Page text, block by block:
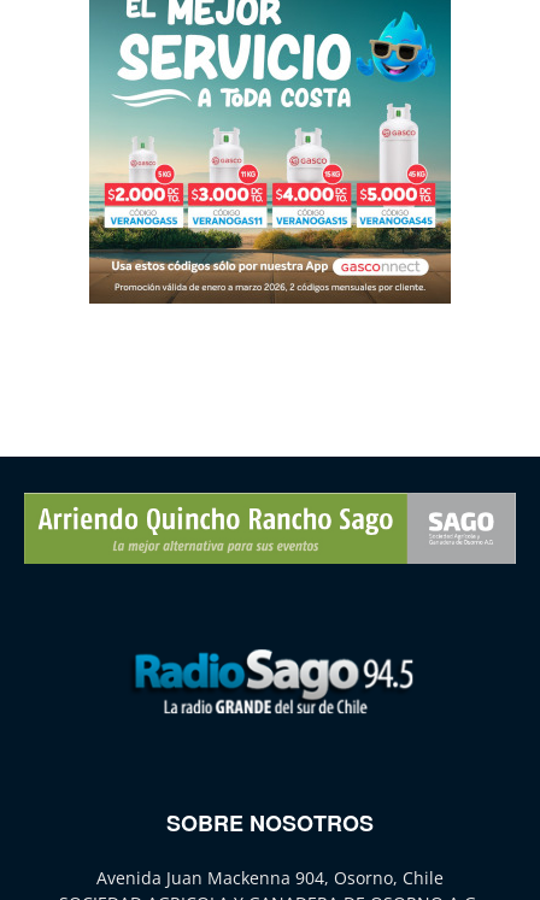
SOBRE NOSOTROS
Avenida Juan Mackenna 904, Osorno, Chile